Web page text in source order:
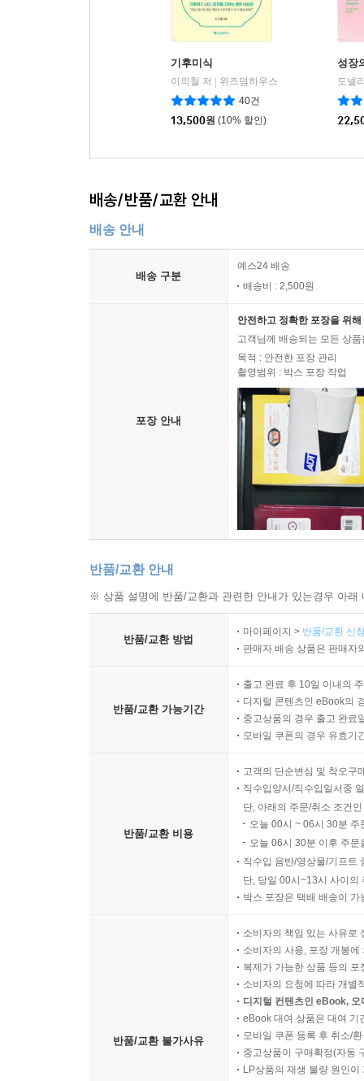
기후미식
이의철 저
위즈덤하우스
40건
13,500원 (10% 할인)
성장
배송/반품/교환 안내
배송 안내
배송 구분
예스24 배송
배송비 : 2,500원
포장 안내
안전하고 정확한 포장을 위
고객님께 배송되는 모든 상
목적 : 안전한 포장 관리
촬영범위 : 박스 포장 작업
반품/교환 안내
※ 상품 설명에 반품/교환과 관련한 안내가 있는경우 아
반품/교환 방법
마이페이지 > 반품/교환 신
판매자 배송 상품은 판매자
반품/교환 가능기간
출고 완료 후 10일 이내의
디지털 콘텐츠인 eBook의
중고상품의 경우 출고 완료
모바일 쿠폰의 경우 유효기
반품/교환 비용
고객의 단순변심 및 착오구
직수입양서/직수입일서중
단, 아래의 주문/취소 조건
오늘 00시 ~ 06시 30분
오늘 06시 30분 이후 주
직수입 음반/영상물/기프트
단, 당일 00시~13시 사이의
박스 포장은 택배 배송이
반품/교환 불가사유
소비자의 책임 있는 사유로
소비자의 사용, 포장 개봉
복제가 가능한 상품 등의
소비자의 요청에 따라 개별
디지털 컨텐츠인 eBook,
eBook 대여 상품은 대여 기
모바일 쿠폰 등록 후 취소/
중고상품이 구매확정(자동
LP상품의 재생 불량 원인